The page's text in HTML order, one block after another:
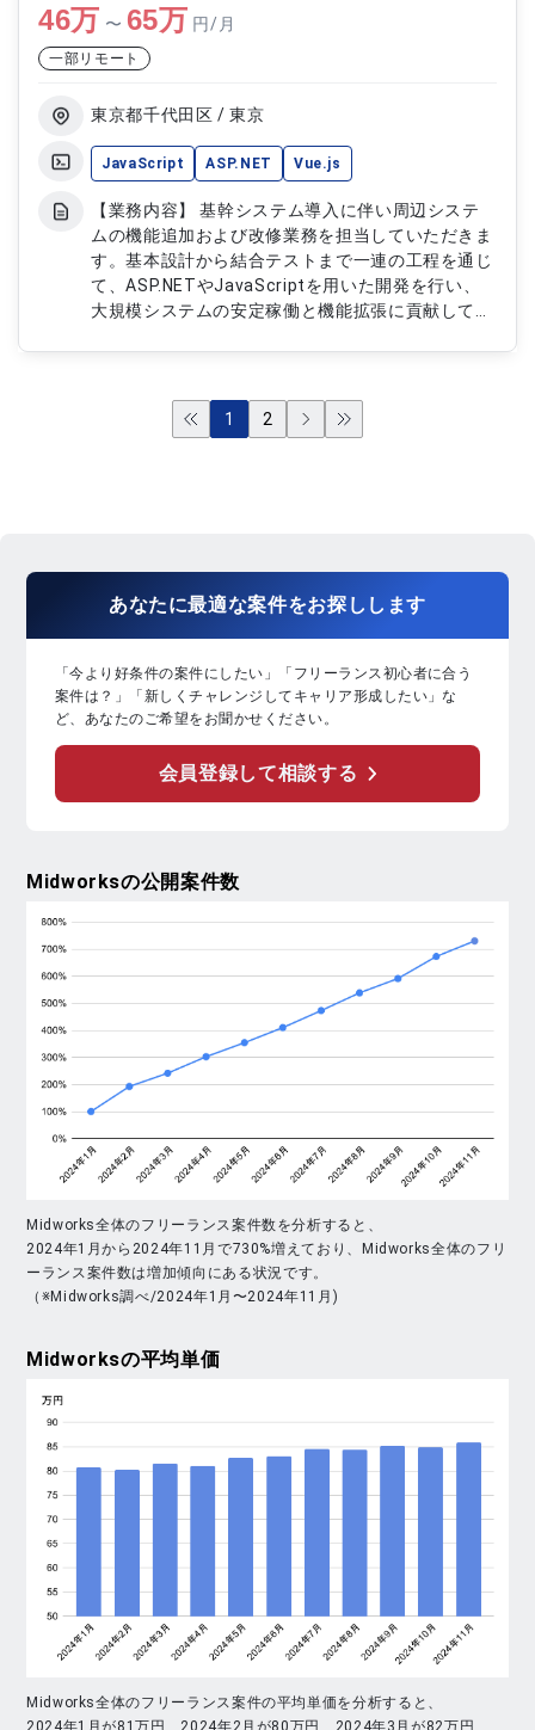
46万 〜 65万 円/月
一部リモート
東京都千代田区 / 東京
JavaScript ASP.NET Vue.js
【業務内容】 基幹システム導入に伴い周辺システ
ムの機能追加および改修業務を担当していただきま
す。基本設計から結合テストまで一連の工程を通じ
て、ASP.NETやJavaScriptを用いた開発を行い、
大規模システムの安定稼働と機能拡張に貢献してい
た開発対応 ・結合テストの実施 ・システムの運用
および保守対応
1 2
あなたに最適な案件をお探し します
「今より好条件の案件にしたい」「フリーランス初心者に合う
案件は？」「新しくチャレンジしてキャリア形成したい」な
ど、あなたのご希望をお聞かせください。
会員登録して相談する
Midworksの公開案件数
Midworks全体のフリーランス案件数を分析すると、
2024年1月から2024年11月で730%増えており、Midworks全体のフリ
ーランス案件数は増加傾向にある状況です。
（※Midworks調べ/2024年1月〜2024年11月)
Midworksの平均単価
Midworks全体のフリーランス案件の平均単価を分析すると、
2024年1月が81万円、2024年2月が80万円、2024年3月が82万円、